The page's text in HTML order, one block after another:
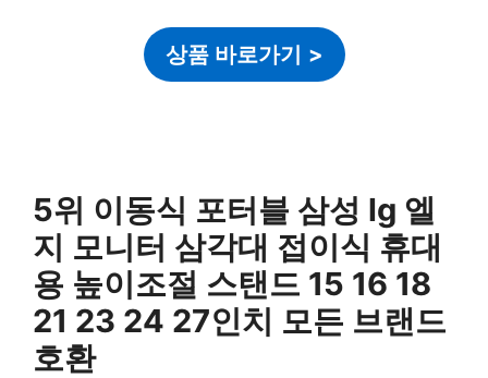
상품 바로가기 >
5위 이동식 포터블 삼성 lg 엘
지 모니터 삼각대 접이식 휴대
용 높이조절 스탠드 15 16 18
21 23 24 27인치 모든 브랜드
호환